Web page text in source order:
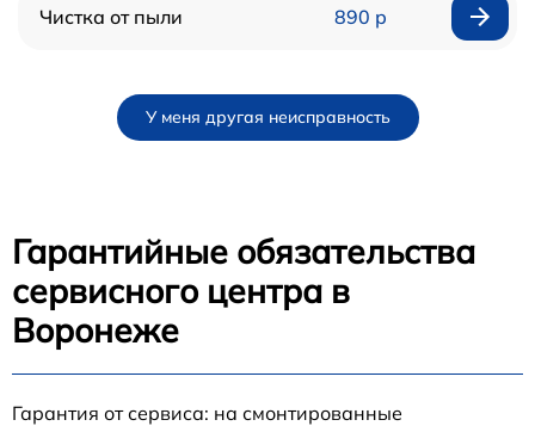
Чистка от пыли 890 р
У меня другая неисправность
Гарантийные обязательства
сервисного центра в
Воронеже
Гарантия от сервиса: на смонтированные